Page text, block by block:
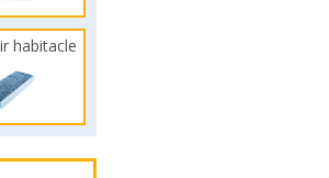
habitacle